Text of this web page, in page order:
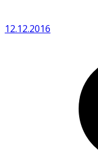
12.12.2016